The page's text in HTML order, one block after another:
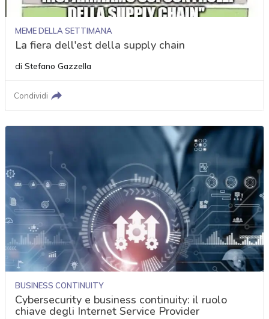
MEME DELLA SETTIMANA
La fiera dell'est della supply chain
di Stefano Gazzella
Condividi
BUSINESS CONTINUITY
Cybersecurity e business continuity: il ruolo
chiave degli Internet Service Provider